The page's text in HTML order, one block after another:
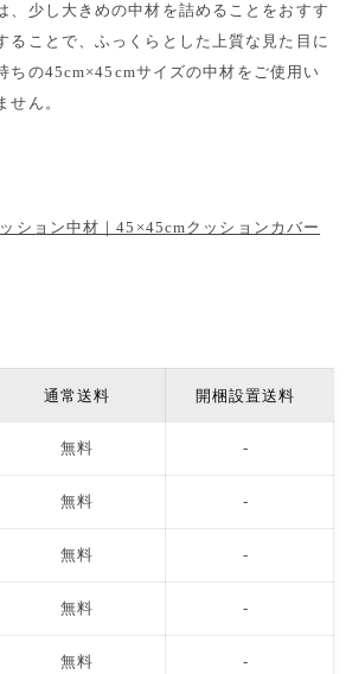
、少し大きめの中材を詰めることをおすす
ることで、ふっくらとした上質な見た目に
ちの45cm×45cmサイズの中材をご使用い
せん。
ション中材｜45×45cmクッションカバー
通常送料 開梱設置送料
無料 -
無料 -
無料 -
無料 -
無料 -